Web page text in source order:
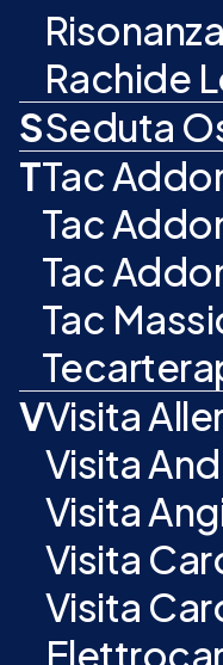
Rachide
SSeduta
TTac
Tac
Tac
Tac
VVisita
Visita
Visita
Visita
Visita